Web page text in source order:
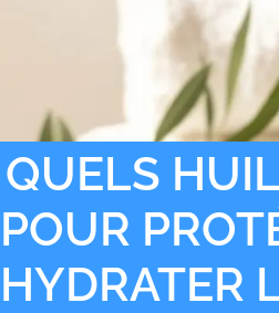
QUELS
POUR
HYDRATER